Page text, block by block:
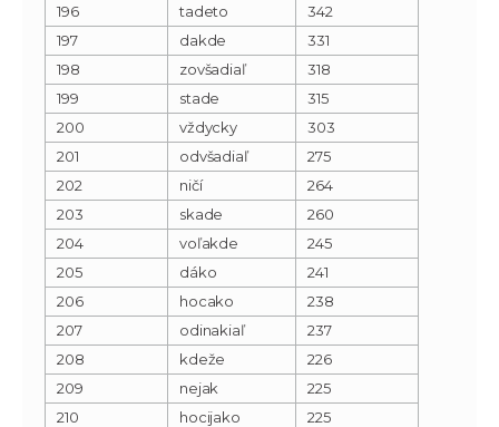
196
tadeto
342
197
dakde
331
198
zovšadiaľ
318
199
stade
315
200
vždycky
303
201
odvšadiaľ
275
202
ničí
264
203
skade
260
204
voľakde
245
205
dáko
241
206
hocako
238
207
odinakiaľ
237
208
kdeže
226
209
nejak
225
210
hocijako
225